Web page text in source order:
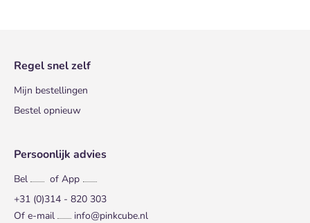
Regel snel zelf
Mijn bestellingen
Bestel opnieuw
Persoonlijk advies
Bel
of App
+31 (0)314 - 820 303
Of e-mail
info@pinkcube.nl